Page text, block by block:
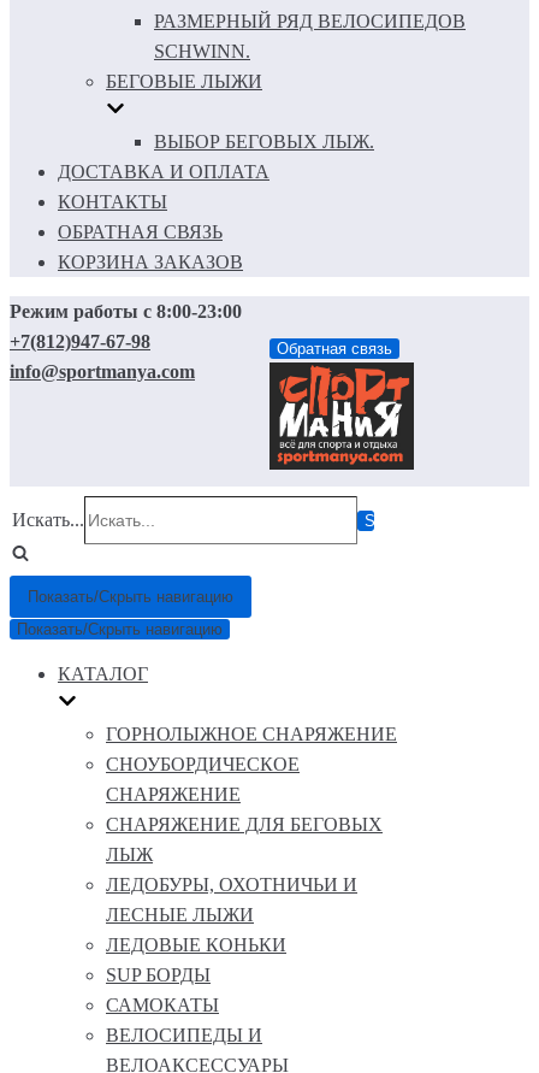
РАЗМЕРНЫЙ РЯД ВЕЛОСИПЕДОВ
SCHWINN.
БЕГОВЫЕ ЛЫЖИ
ВЫБОР БЕГОВЫХ ЛЫЖ.
ДОСТАВКА И ОПЛАТА
КОНТАКТЫ
ОБРАТНАЯ СВЯЗЬ
КОРЗИНА ЗАКАЗОВ
Режим работы с 8:00-23:00
+7(812)947-67-98
info@sportmanya.com
Обратная связь
Искать...
Показать/Скрыть навигацию
Показать/Скрыть навигацию
КАТАЛОГ
ГОРНОЛЫЖНОЕ СНАРЯЖЕНИЕ
СНОУБОРДИЧЕСКОЕ
СНАРЯЖЕНИЕ
СНАРЯЖЕНИЕ ДЛЯ БЕГОВЫХ
ЛЫЖ
ЛЕДОБУРЫ, ОХОТНИЧЬИ И
ЛЕСНЫЕ ЛЫЖИ
ЛЕДОВЫЕ КОНЬКИ
SUP БОРДЫ
САМОКАТЫ
ВЕЛОСИПЕДЫ И
ВЕЛОАКСЕССУАРЫ